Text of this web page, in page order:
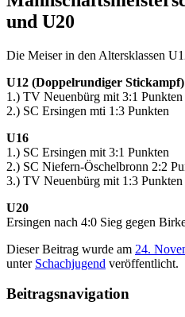
und U20
Die Meiser in den Altersklassen
U12 (Doppelrundiger Stickampf)
1.) TV Neuenbürg mit 3:1 Punkten
2.) SC Ersingen mti 1:3 Punkten
U16
1.) SC Ersingen mit 3:1 Punkten
2.) SC Niefern-Öschelbronn 2:2
3.) TV Neuenbürg mit 1:3 Punkten
U20
Ersingen nach 4:0 Sieg gegen
Dieser Beitrag wurde am 24.
unter Schachjugend veröffentlicht.
Beitragsnavigation